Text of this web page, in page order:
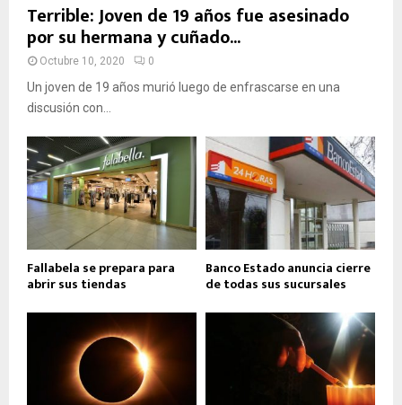
Terrible: Joven de 19 años fue asesinado
por su hermana y cuñado...
Octubre 10, 2020 0
Un joven de 19 años murió luego de enfrascarse en una
discusión con...
Fallabela se prepara para
abrir sus tiendas
Banco Estado anuncia cierre
de todas sus sucursales